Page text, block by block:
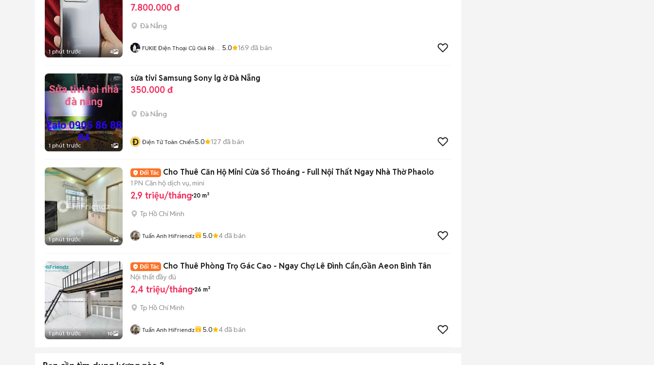
1 phút trước 4
7.800.000 đ
Đà Nẵng
FUKIE Điện Thoại Cũ Giá Rẻ
5.0 169 đã bán
1 phút trước 1
sửa tivi Samsung Sony lg ở Đà Nẵng
350.000 đ
Đà Nẵng
Đ Điện Tử Toàn Chiến5.0 127 đã bán
1 phút trước 6
Cho Thuê Căn Hộ Mini Cửa Sổ Thoáng - Full Nội Thất Ngay Nhà Thờ Phaolo
1 PN Căn hộ dịch vụ, mini
2,9 triệu/tháng 20 m²
Tp Hồ Chí Minh
Tuấn Anh HiFriendz 5.0 4đã bán
1 phút trước 10
Cho Thuê Phòng Trọ Gác Cao - Ngay Chợ Lê Đình Cẩn,Gần Aeon Bình Tân
Nội thất đầy đủ
2,4 triệu/tháng 26 m²
Tp Hồ Chí Minh
Tuấn Anh HiFriendz 5.0 4đã bán